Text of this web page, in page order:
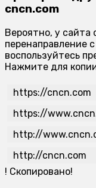
cncn.com
Вероятно, у сайта
перенаправление
воспользуйтесь
Нажмите для
https://cncn.com
https://
http://
http://cncn.com
! Скопировано!